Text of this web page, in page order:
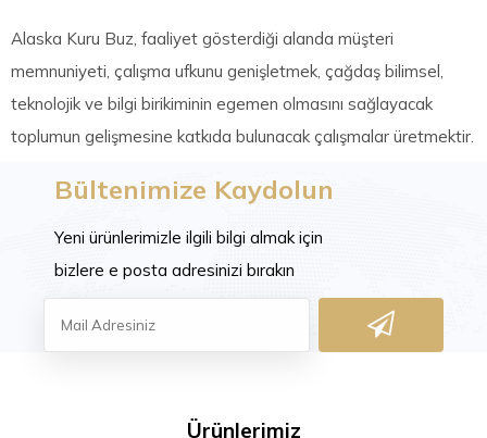
Alaska Kuru Buz, faaliyet gösterdiği alanda müşteri
memnuniyeti, çalışma ufkunu genişletmek, çağdaş bilimsel,
teknolojik ve bilgi birikiminin egemen olmasını sağlayacak
toplumun gelişmesine katkıda bulunacak çalışmalar üretmektir.
Bültenimize Kaydolun
Yeni ürünlerimizle ilgili bilgi almak için
bizlere e posta adresinizi bırakın
Ürünlerimiz